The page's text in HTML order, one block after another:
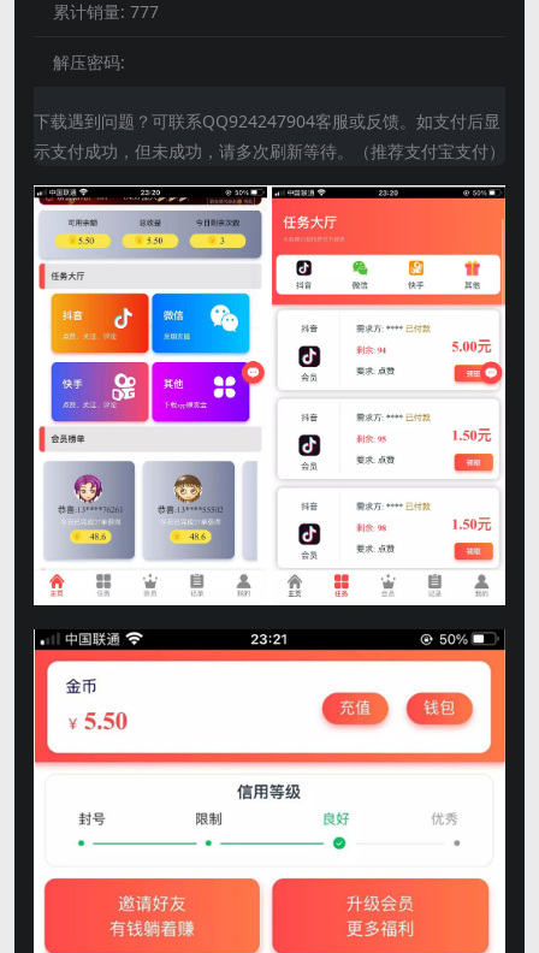
累计销量: 777
解压密码:
下载遇到问题？可联系QQ924247904客服或反馈。如支付后显
示支付成功，但未成功，请多次刷新等待。（推荐支付宝支付）